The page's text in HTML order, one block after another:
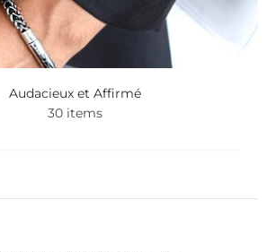
Audacieux et Affirmé
30 items